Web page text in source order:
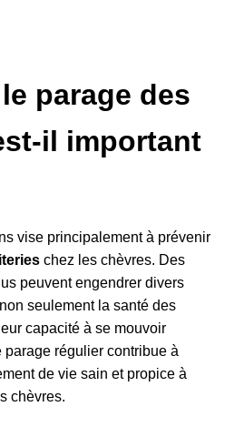
parage des
il important
vise principalement à prévenir
chez les chèvres. Des
peuvent engendrer divers
seulement la santé des
capacité à se mouvoir
parage régulier contribue à
de vie sain et propice à
chèvres.